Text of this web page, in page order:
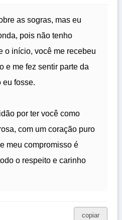
as sogras, mas eu
pois não tenho
o início, você me recebeu
e me fez sentir parte da
eu fosse.
por ter você como
com um coração puro
meu compromisso é
o respeito e carinho
copiar